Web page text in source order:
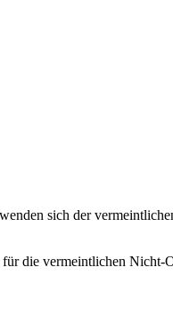
sich der
die vermeintlichen Nicht-